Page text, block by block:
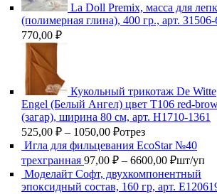
La Doll Premix, масса для
(полимерная глина), 400 гр., арт.
770,00 ₽
Кукольный трикотаж De Witte
Engel (Белый Ангел) цвет Т106 red-
(загар), ширина 80 см, арт. Н1710-1361
525,00 ₽ – 1050,00 ₽Диапазон
цен:
525,00 ₽
–
1050,00 ₽
отрез
Игла для фильцевания EcoStar №40
трехгранная 97,00 ₽ – 6600,00 ₽
цен:
97,00 ₽
шт/уп
Моделайт Софт, двухкомпонентный
эпоксидный состав, 160 гр, арт.